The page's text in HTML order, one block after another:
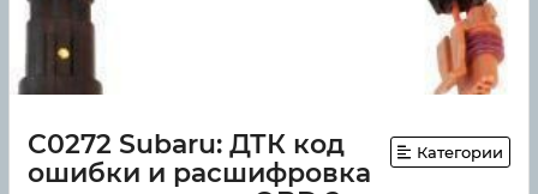
C0272 Subaru: ДТК код
ошибки и расшифровка
Категории